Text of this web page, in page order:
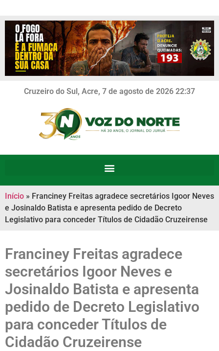
Cruzeiro do Sul, Acre, 7 de agosto de 2026 22:37
Início » Franciney Freitas agradece secretários Igoor Neves
e Josinaldo Batista e apresenta pedido de Decreto
Legislativo para conceder Títulos de Cidadão Cruzeirense
Franciney Freitas agradece
secretários Igoor Neves e
Josinaldo Batista e apresenta
pedido de Decreto Legislativo
para conceder Títulos de
Cidadão Cruzeirense